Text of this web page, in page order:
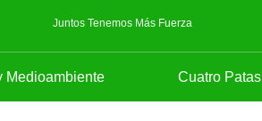
Juntos Tenemos Más Fuerza
Medioambiente Cuatro Patas